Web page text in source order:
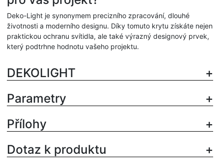
Deko-Light je synonymem precizního zpracování, dlouhé
životnosti a moderního designu. Díky tomuto krytu získáte nejen
praktickou ochranu svítidla, ale také výrazný designový prvek,
který podtrhne hodnotu vašeho projektu.
DEKOLIGHT
Parametry
Přílohy
Dotaz k produktu